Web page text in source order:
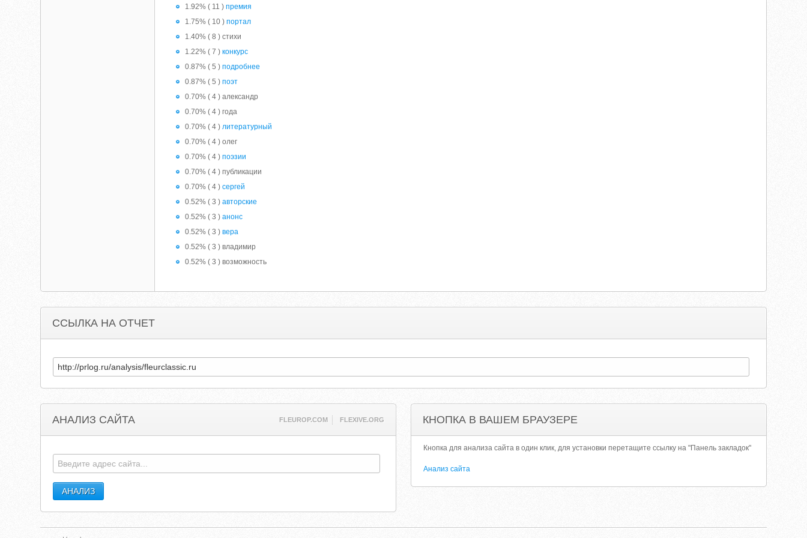
1.92% ( 11 )премия
1.75% ( 10 )портал
1.40% ( 8 ) стихи
1.22% ( 7 )конкурс
0.87% ( 5 )подробнее
0.87% ( 5 )поэт
0.70% ( 4 ) александр
0.70% ( 4 ) года
0.70% ( 4 )литературный
0.70% ( 4 ) олег
0.70% ( 4 )поэзии
0.70% ( 4 ) публикации
0.70% ( 4 )сергей
0.52% ( 3 )авторские
0.52% ( 3 )анонс
0.52% ( 3 )вера
0.52% ( 3 ) владимир
0.52% ( 3 ) возможность
ССЫЛКА НА ОТЧЕТ
АНАЛИЗ САЙТА FLEUROP.COM FLEXIVE.ORG КНОПКА В ВАШЕМ БРАУЗЕРЕ
Кнопка для анализа сайта в один клик, для установки перетащите ссылку на "Панель закладок"
Анализ сайта